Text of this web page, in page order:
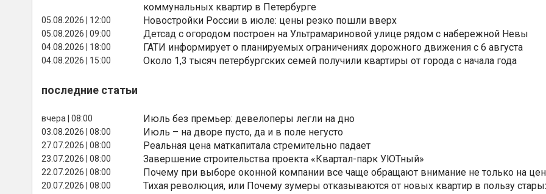
коммунальных квартир в Петербурге
05.08.2026 | 12:00 Новостройки России в июле: цены резко пошли вверх
05.08.2026 | 09:00 Детсад с огородом построен на Ультрамариновой улице рядом с набережной Невы
04.08.2026 | 18:00 ГАТИ информирует о планируемых ограничениях дорожного движения с 6 августа
04.08.2026 | 15:00 Около 1,3 тысяч петербургских семей получили квартиры от города с начала года
последние статьи
вчера | 08:00 Июль без премьер: девелоперы легли на дно
03.08.2026 | 08:00 Июль – на дворе пусто, да и в поле негусто
27.07.2026 | 08:00 Реальная цена маткапитала стремительно падает
23.07.2026 | 08:00 Завершение строительства проекта «Квартал-парк УЮТный»
22.07.2026 | 08:00 Почему при выборе оконной компании все чаще обращают внимание не только на
20.07.2026 | 08:00 Тихая революция, или Почему зумеры отказываются от новых квартир в пользу